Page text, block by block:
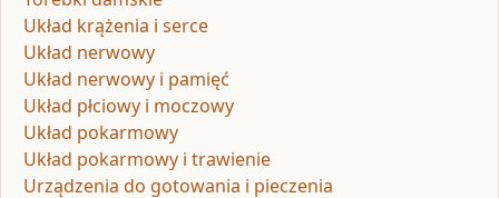
Układ krążenia i serce
Układ nerwowy
Układ nerwowy i pamięć
Układ płciowy i moczowy
Układ pokarmowy
Układ pokarmowy i trawienie
Urządzenia do gotowania i pieczenia